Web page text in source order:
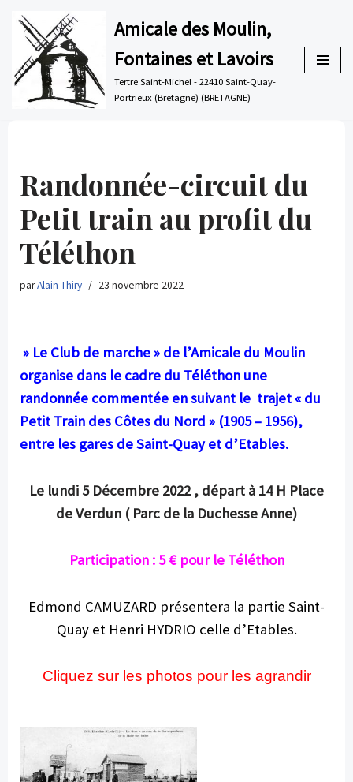
Aller
au
contenu
Amicale des Moulin,
Fontaines et Lavoirs
Tertre Saint-Michel - 22410 Saint-Quay-
Portrieux (Bretagne) (BRETAGNE)
Randonnée-circuit du
Petit train au profit du
Téléthon
parAlain Thiry 23 novembre 2022
» Le Club de marche » de l’Amicale du Moulin
organise dans le cadre du Téléthon une
randonnée commentée en suivant le trajet « du
Petit Train des Côtes du Nord » (1905 – 1956),
entre les gares de Saint-Quay et d’Etables.
Le lundi 5 Décembre 2022 , départ à 14 H Place
de Verdun ( Parc de la Duchesse Anne)
Participation : 5 € pour le Téléthon
Edmond CAMUZARD présentera la partie Saint-
Quay et Henri HYDRIO celle d’Etables.
Cliquez sur les photos pour les agrandir